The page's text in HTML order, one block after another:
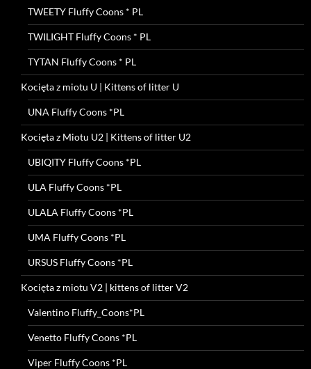
TWEETY Fluffy Coons * PL
TWILIGHT Fluffy Coons * PL
TYTAN Fluffy Coons * PL
Kocięta z miotu U | Kittens of litter U
UNA Fluffy Coons *PL
Kocięta z Miotu U2 | Kittens of litter U2
UBIQITY Fluffy Coons *PL
ULA Fluffy Coons *PL
ULALA Fluffy Coons *PL
UMA Fluffy Coons *PL
URSUS Fluffy Coons *PL
Kocięta z miotu V2 | kittens of litter V2
Valentino Fluffy_Coons*PL
Venetto Fluffy Coons *PL
Viper Fluffy Coons *PL